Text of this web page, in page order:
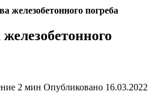
железобетонного погреба
2 мин Опубликовано 16.03.2022